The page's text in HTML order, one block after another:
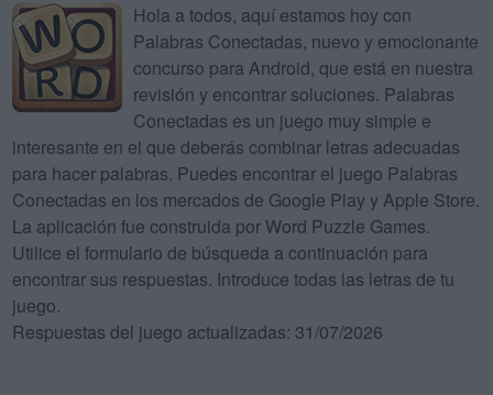
Hola a todos, aquí estamos hoy con
Palabras Conectadas, nuevo y emocionante
concurso para Android, que está en nuestra
revisión y encontrar soluciones. Palabras
Conectadas es un juego muy simple e
interesante en el que deberás combinar letras adecuadas
para hacer palabras. Puedes encontrar el juego Palabras
Conectadas en los mercados de Google Play y Apple Store.
La aplicación fue construida por Word Puzzle Games.
Utilice el formulario de búsqueda a continuación para
encontrar sus respuestas. Introduce todas las letras de tu
juego.
Respuestas del juego actualizadas: 31/07/2026